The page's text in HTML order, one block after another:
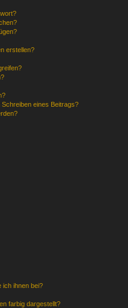
erstellen?
Schreiben eines Beitrags?
ich ihnen bei?
farbig dargestellt?